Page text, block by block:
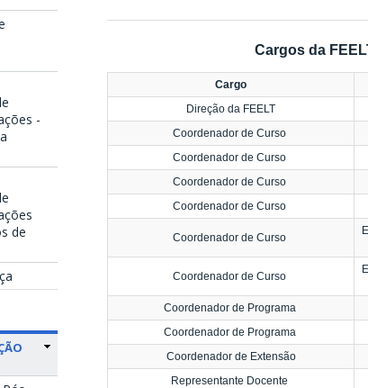
-
de
Cargos da
Cargo
Direção da FEELT
Coordenador de Curso
Coordenador de Curso
Coordenador de Curso
Coordenador de Curso
Coordenador de Curso
Coordenador de Curso
Coordenador de Programa
Coordenador de Programa
Coordenador de Extensão
Representante Docente